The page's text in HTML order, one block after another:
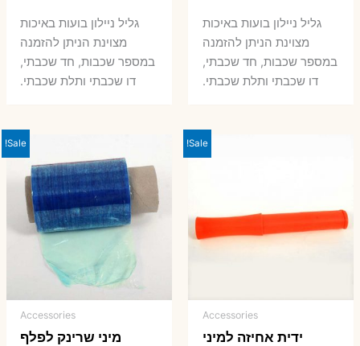
המקורי
היה:
66 ₪.
הנוכחיגליל ניילון בועות באיכות
מצוינת הניתן להזמנה
במספר שכבות, חד שכבתי,
דו שכבתי ותלת שכבתי.
המקורי
היה:
33 ₪.
₪.
גליל ניילון בועות באיכות
מצוינת הניתן להזמנה
במספר שכבות, חד שכבתי,
דו שכבתי ותלת שכבתי.
Sale!
Accessories
ידית אחיזה למיני
Sale!
Accessories
מיני שרינק לפלף